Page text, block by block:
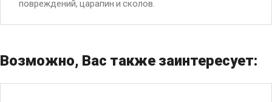
повреждений, царапин и сколов.
Возможно, Вас также заинтересует: